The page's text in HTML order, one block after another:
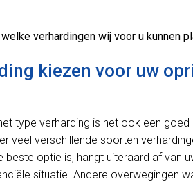
verhardingen wij voor u kunnen
kiezen voor uw
type verharding is het ook een
veel verschillende soorten
beste optie is, hangt uiteraard af van
situatie. Andere overwegingen